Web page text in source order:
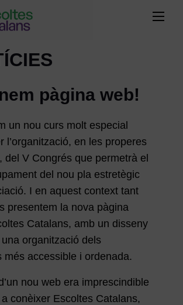
pàgina web!
un nou curs molt especial
l’organització, en les properes
del V Congrés que permetrà el
del nou pla estretègic
I en aquest context tant
presentem la nova pàgina
Catalans, amb un disseny
organització dels
més accessible i ordenada.
nou web era imprescindible
conèixer Escoltes Catalans,